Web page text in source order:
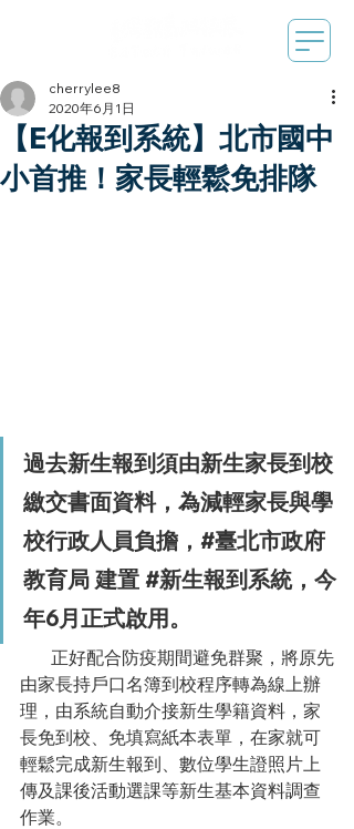
【E化報到系統】北市國中
小首推！家長輕鬆免排隊
cherrylee8
2020年6月1日
過去新生報到須由新生家長到校
繳交書面資料，為減輕家長與學
校行政人員負擔，#臺北市政府
教育局 建置 #新生報到系統，今
年6月正式啟用。
由家長持戶口名簿到校程序轉為線上辦
理，由系統自動介接新生學籍資料，家
長免到校、免填寫紙本表單，在家就可
輕鬆完成新生報到、數位學生證照片上
傳及課後活動選課等新生基本資料調查
作業。